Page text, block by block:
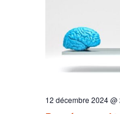
12 décembre 2024 @